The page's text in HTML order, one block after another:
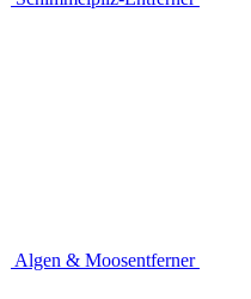
Algen & Moosentferner